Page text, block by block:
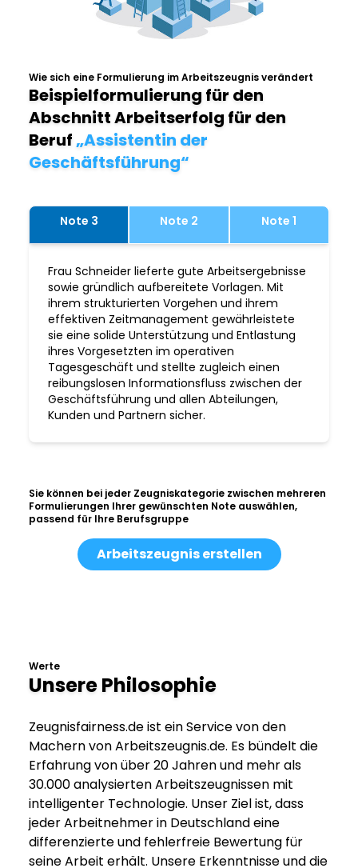
Wie sich eine Formulierung im Arbeitszeugnis verändert
Beispielformulierung für den
Abschnitt Arbeitserfolg für den
Beruf„Assistentin der
Geschäftsführung“
Note 3 Note 2 Note 1
Frau Schneider lieferte gute Arbeitsergebnisse
sowie gründlich aufbereitete Vorlagen. Mit
ihrem strukturierten Vorgehen und ihrem
effektiven Zeitmanagement gewährleistete
sie eine solide Unterstützung und Entlastung
ihres Vorgesetzten im operativen
Tagesgeschäft und stellte zugleich einen
reibungslosen Informationsfluss zwischen der
Geschäftsführung und allen Abteilungen,
Kunden und Partnern sicher.
Sie können bei jeder Zeugniskategorie zwischen mehreren
Formulierungen Ihrer gewünschten Note auswählen,
passend für Ihre Berufsgruppe
Arbeitszeugnis erstellen
Werte
Unsere Philosophie
Zeugnisfairness.de ist ein Service von den
Machern von Arbeitszeugnis.de. Es bündelt die
Erfahrung von über 20 Jahren und mehr als
30.000 analysierten Arbeitszeugnissen mit
intelligenter Technologie. Unser Ziel ist, dass
jeder Arbeitnehmer in Deutschland eine
differenzierte und fehlerfreie Bewertung für
seine Arbeit erhält. Unsere Erkenntnisse und die